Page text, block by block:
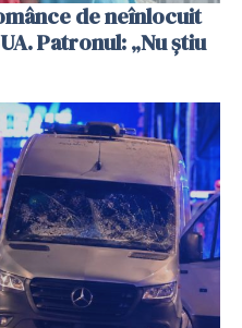
de neînlocuit
Patronul: „Nu știu